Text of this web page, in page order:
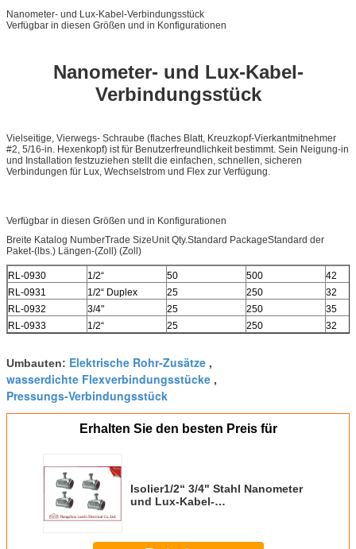
Nanometer- und Lux-Kabel-Verbindungsstück
Verfügbar in diesen Größen und in Konfigurationen
Nanometer- und Lux-Kabel-
Verbindungsstück
Vielseitige, Vierwegs- Schraube (flaches Blatt, Kreuzkopf-Vierkantmitnehmer
#2, 5/16-in. Hexenkopf) ist für Benutzerfreundlichkeit bestimmt. Sein Neigung-in
und Installation festzuziehen stellt die einfachen, schnellen, sicheren
Verbindungen für Lux, Wechselstrom und Flex zur Verfügung.
Verfügbar in diesen Größen und in Konfigurationen
Breite Katalog NumberTrade SizeUnit Qty.Standard PackageStandard der
Paket-(lbs.) Längen-(Zoll) (Zoll)
RL-0930 1/2“ 50 500
42
RL-0931
1/2“ Duplex 25 250
32
RL-0932
3/4" 25 250
35
RL-0933
1/2“ 25 250 32
Umbauten: Elektrische Rohr-Zusätze ,
wasserdichte Flexverbindungsstücke ,
Pressungs-Verbindungsstück
Erhalten Sie den besten Preis für
Isolier1/2“ 3/4" Stahl Nanometer
und Lux-Kabel-